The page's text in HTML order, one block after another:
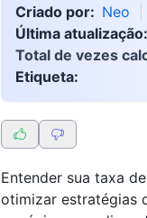
Criado por: Neo
Última atualização:
Total de vezes
Etiqueta:
Entender sua taxa
otimizar estratégias